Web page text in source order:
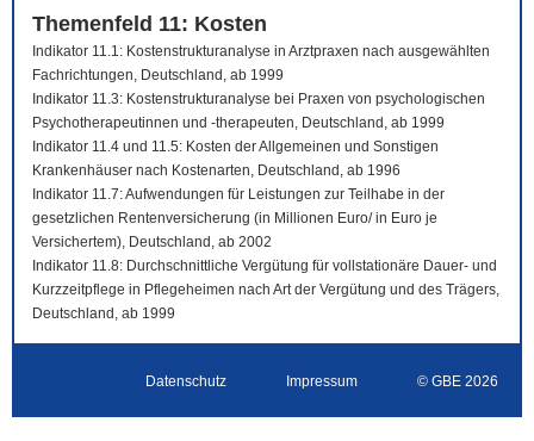
Themenfeld 11: Kosten
Indikator 11.1: Kostenstrukturanalyse in Arztpraxen nach ausgewählten
Fachrichtungen, Deutschland, ab 1999
Indikator 11.3: Kostenstrukturanalyse bei Praxen von psychologischen
Psychotherapeutinnen und -therapeuten, Deutschland, ab 1999
Indikator 11.4 und 11.5: Kosten der Allgemeinen und Sonstigen
Krankenhäuser nach Kostenarten, Deutschland, ab 1996
Indikator 11.7: Aufwendungen für Leistungen zur Teilhabe in der
gesetzlichen Rentenversicherung (in Millionen Euro/ in Euro je
Versichertem), Deutschland, ab 2002
Indikator 11.8: Durchschnittliche Vergütung für vollstationäre Dauer- und
Kurzzeitpflege in Pflegeheimen nach Art der Vergütung und des Trägers,
Deutschland, ab 1999
Datenschutz Impressum © GBE 2026